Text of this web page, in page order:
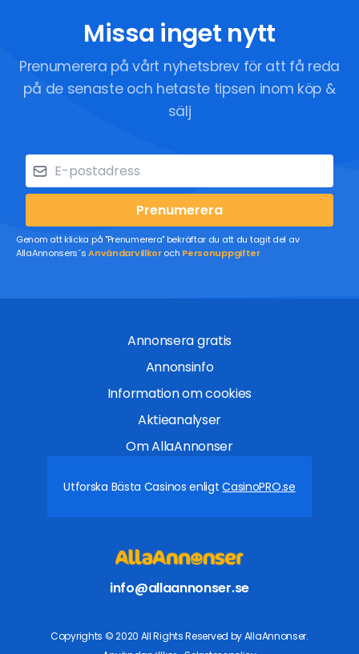
Missa inget nytt
Prenumerera på vårt nyhetsbrev för att få reda
på de senaste och hetaste tipsen inom köp &
sälj
Prenumerera
Genom att klicka på "Prenumerera" bekräftar du att du tagit del av
AllaAnnonsers´sAnvändarvillkoroch Personuppgifter
Annonsera gratis
Annonsinfo
Information om cookies
Aktieanalyser
Om AllaAnnonser
Utforska Bästa Casinos enligtCasinoPRO.se
info@allaannonser.se
Copyrights © 2020 All Rights Reserved by AllaAnnonser.